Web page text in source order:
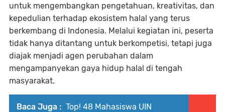
untuk mengembangkan pengetahuan, kreativitas, dan
kepedulian terhadap ekosistem halal yang terus
berkembang di Indonesia. Melalui kegiatan ini, peserta
tidak hanya ditantang untuk berkompetisi, tetapi juga
diajak menjadi agen perubahan dalam
mengampanyekan gaya hidup halal di tengah
masyarakat.
Baca Juga : Top! 48 Mahasiswa UIN